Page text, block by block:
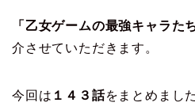
「乙女ゲームの最強キャラた
介させていただきます。
今回は １４３ 話をまとめました